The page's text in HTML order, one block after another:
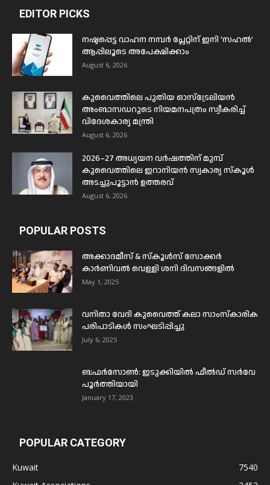
EDITOR PICKS
നഷ്ടപ്പെട്ട വാഹന നമ്പർ പ്ലേറ്റിന് ഇനി ‘സഹൽ’
ആപ്പിലൂടെ അപേക്ഷിക്കാം
August 6, 2026
കുവൈത്തിലെ പുതിയ ഓസ്ട്രേലിയൻ
അംബാസഡറുടെ നിയമനപത്രം സ്വീകരിച്ച്
വിദേശകാര്യ മന്ത്രി
August 6, 2026
2026–27 അധ്യയന വർഷത്തിന് മുമ്പ്
കുവൈത്തിലെ ഇറാനിയൻ സ്വകാര്യ സ്കൂൾ
അടച്ചുപൂട്ടാൻ ഉത്തരവ്
August 6, 2026
POPULAR POSTS
അക്കാദമീസ് & സ്കൂൾസ് സോക്കർ
കാർണിവൽ വെള്ളി ശനി ദിവസങ്ങളിൽ
May 1, 2025
വനിതാ വേദി കുവൈത്ത് കലാ സാംസ്കാരിക
പരിപാടികൾ സംഘടിപ്പിച്ചു
July 6, 2025
ബഫര്‍സോണ്‍: ഇടുക്കിയില്‍ ഫീല്‍ഡ് സര്‍വേ
പൂര്‍ത്തിയായി
January 17, 2023
POPULAR CATEGORY
Kuwait
7540